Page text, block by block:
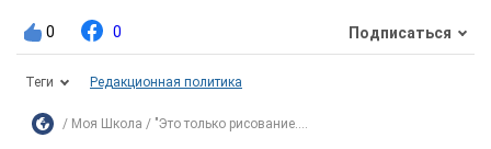
0 0 Подписаться
Теги Редакционная политика
Моя Школа "Это только рисование....